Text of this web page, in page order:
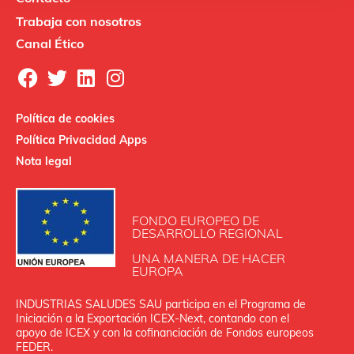
Trabaja con nosotros
Canal Ético
Política de cookies
Política Privacidad Apps
Nota legal
FONDO EUROPEO DE
DESARROLLO REGIONAL
UNA MANERA DE HACER
EUROPA
INDUSTRIAS SALUDES SAU participa en el Programa de
Iniciación a la Exportación ICEX‐Next, contando con el
apoyo de ICEX y con la cofinanciación de Fondos europeos
FEDER.